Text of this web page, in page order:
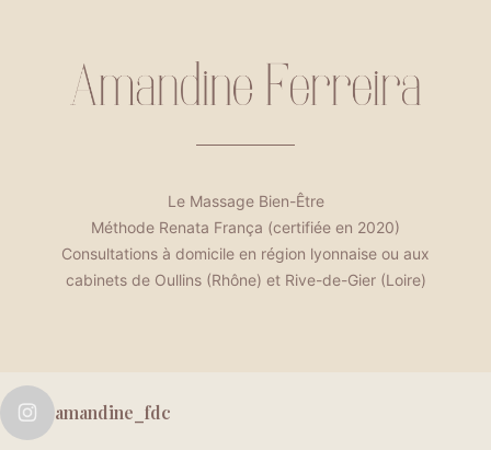
Le Massage Bien-Être
Méthode Renata França (certifiée en 2020)
Consultations à domicile en région lyonnaise ou aux
cabinets de Oullins (Rhône) et Rive-de-Gier (Loire)
amandine_fdc